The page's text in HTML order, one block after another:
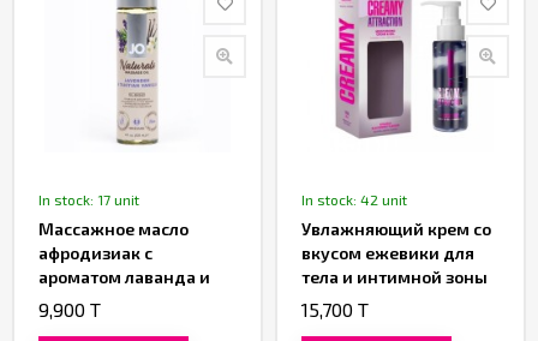
In stock: 17 unit
Массажное масло
афродизиак с
ароматом лаванда и
ваниль «JO Lavender &
Tahitian Vanilla» от
9,900 T
In stock: 42 unit
Увлажняющий крем со
вкусом ежевики для
тела и интимной зоны
«CREAMY ATTRACTION!»
от «INTT» (100 ML)
15,700 T